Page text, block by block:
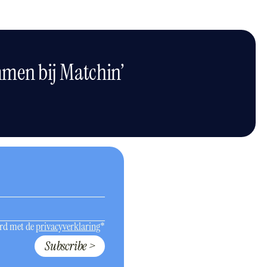
bij Matchin’
met deprivacyverklaring*